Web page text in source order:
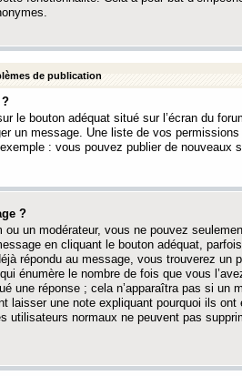
de publication
le bouton adéquat situé sur l’écran du
un message. Une liste de vos
: vous pouvez publier de nouveaux
?
un modérateur, vous ne pouvez
en cliquant le bouton adéquat,
répondu au message, vous trouverez un
énumère le nombre de fois que vous
une réponse ; cela n’apparaîtra pas si un
laisser une note expliquant pourquoi ils ont
utilisateurs normaux ne peuvent pas